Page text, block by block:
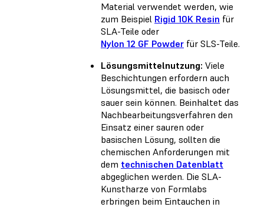
Material verwendet werden, wie
zum Beispiel Rigid 10K Resin für
SLA-Teile oder
Nylon 12 GF Powder für SLS-Teile.
Lösungsmittelnutzung: Viele
Beschichtungen erfordern auch
Lösungsmittel, die basisch oder
sauer sein können. Beinhaltet das
Nachbearbeitungsverfahren den
Einsatz einer sauren oder
basischen Lösung, sollten die
chemischen Anforderungen mit
dem technischen Datenblatt
abgeglichen werden. Die SLA-
Kunstharze von Formlabs
erbringen beim Eintauchen in